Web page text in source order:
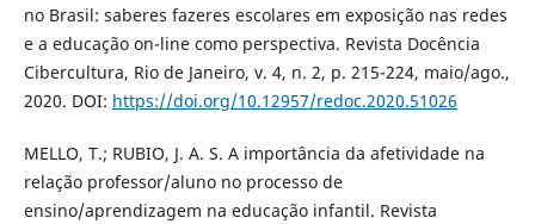
no Brasil: saberes fazeres escolares em exposição nas redes
e a educação on-line como perspectiva. Revista Docência
Cibercultura, Rio de Janeiro, v. 4, n. 2, p. 215-224, maio/ago.,
2020. DOI: https://doi.org/10.12957/redoc.2020.51026
MELLO, T.; RUBIO, J. A. S. A importância da afetividade na
relação professor/aluno no processo de
ensino/aprendizagem na educação infantil. Revista